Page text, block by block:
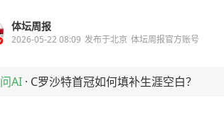
体坛周报
2026-05-22 08:09 发布于北京 体坛周报官方账号
问AI · C罗沙特首冠如何填补生涯空白？